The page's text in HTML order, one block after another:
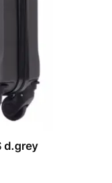
d.grey